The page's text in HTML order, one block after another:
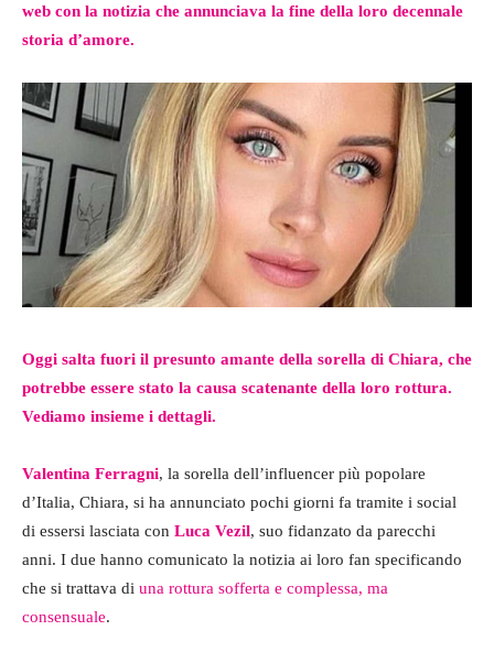
web con la notizia che annunciava la fine della loro decennale
storia d’amore.
Oggi salta fuori il presunto amante della sorella di Chiara, che
potrebbe essere stato la causa scatenante della loro rottura.
Vediamo insieme i dettagli.
Valentina Ferragni, la sorella dell’influencer più popolare
d’Italia, Chiara, si ha annunciato pochi giorni fa tramite i social
di essersi lasciata con Luca Vezil, suo fidanzato da parecchi
anni. I due hanno comunicato la notizia ai loro fan specificando
che si trattava di una rottura sofferta e complessa, ma
consensuale.